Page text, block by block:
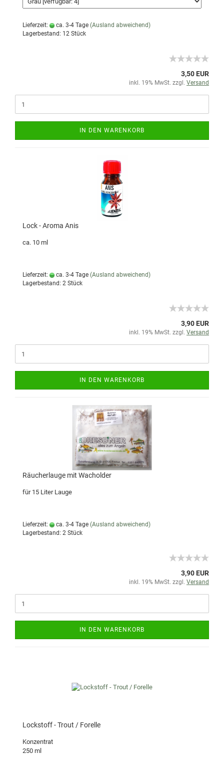
Lieferzeit: ca. 3-4 Tage (Ausland abweichend)
Lagerbestand: 12 Stück
3,50 EUR
inkl. 19% MwSt. zzgl. Versand
IN DEN WARENKORB
Lock - Aroma Anis
ca. 10 ml
Lieferzeit: ca. 3-4 Tage (Ausland abweichend)
Lagerbestand: 2 Stück
3,90 EUR
inkl. 19% MwSt. zzgl. Versand
IN DEN WARENKORB
Räucherlauge mit Wacholder
für 15 Liter Lauge
Lieferzeit: ca. 3-4 Tage (Ausland abweichend)
Lagerbestand: 2 Stück
3,90 EUR
inkl. 19% MwSt. zzgl. Versand
IN DEN WARENKORB
Lockstoff - Trout / Forelle
Konzentrat
250 ml